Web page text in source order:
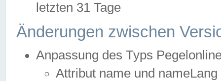
letzten 31 Tage
Änderungen zwischen
Anpassung des Typs
Attribut name und